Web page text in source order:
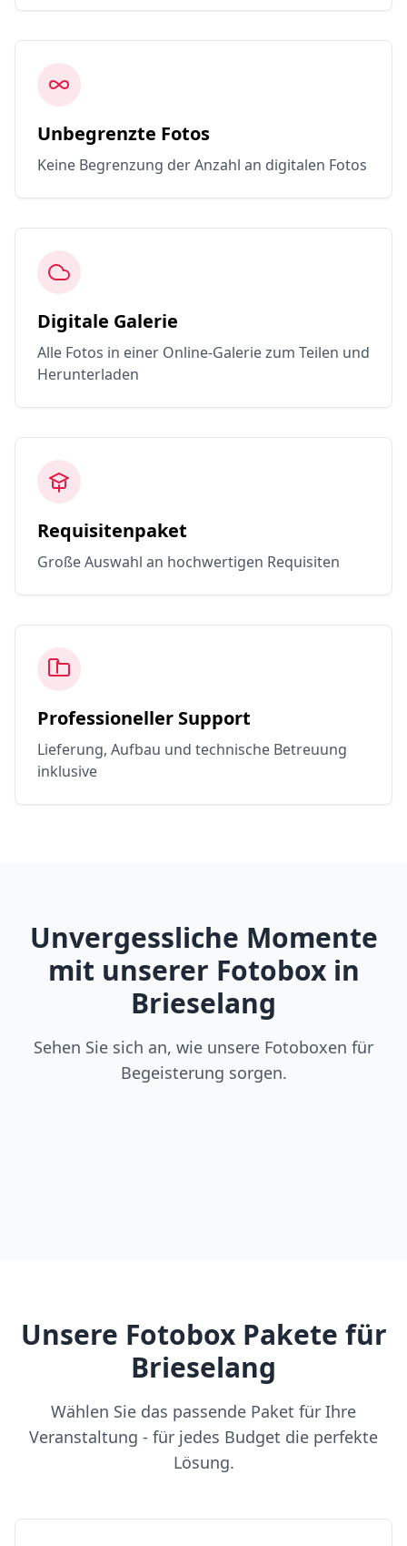
Unbegrenzte Fotos
Keine Begrenzung der Anzahl an digitalen Fotos
Digitale Galerie
Alle Fotos in einer Online-Galerie zum Teilen und
Herunterladen
Requisitenpaket
Große Auswahl an hochwertigen Requisiten
Professioneller Support
Lieferung, Aufbau und technische Betreuung
inklusive
Unvergessliche Momente
mit unserer Fotobox in
Brieselang
Sehen Sie sich an, wie unsere Fotoboxen für
Begeisterung sorgen.
Unsere Fotobox Pakete für
Brieselang
Wählen Sie das passende Paket für Ihre
Veranstaltung - für jedes Budget die perfekte
Lösung.